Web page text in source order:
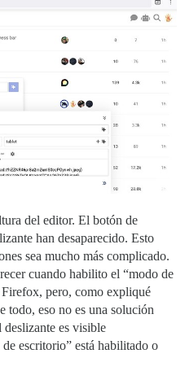
del editor. El botón de
han desaparecido. Esto
sea mucho más complicado.
cuando habilito el “modo de
pero, como expliqué
todo, eso no es una solución
es visible
escritorio” está habilitado o